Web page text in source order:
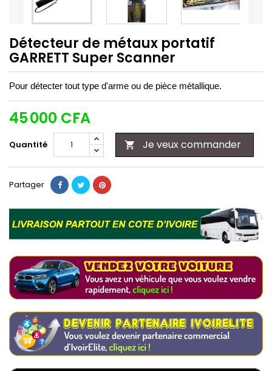
Détecteur de métaux portatif
GARRETT Super Scanner
Pour détecter tout type d'arme ou de pièce métallique.
45 000 CFA
Quantité  Je veux commander
Partager